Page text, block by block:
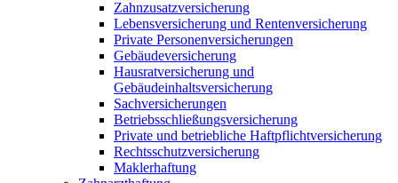
Zahnzusatzversicherung
Lebensversicherung und Rentenversicherung
Private Personenversicherungen
Gebäudeversicherung
Hausratversicherung und
Gebäudeinhaltsversicherung
Sachversicherungen
Betriebsschließungsversicherung
Private und betriebliche Haftpflichtversicherung
Rechtsschutzversicherung
Maklerhaftung